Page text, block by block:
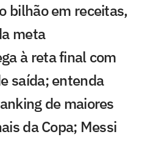
bilhão em receitas,
meta
à reta final com
saída; entenda
de maiores
da Copa; Messi